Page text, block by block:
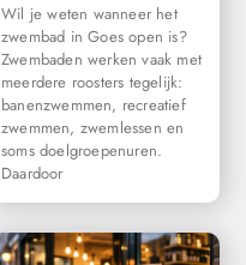
Wil je weten wanneer het
zwembad in Goes open is?
Zwembaden werken vaak met
meerdere roosters tegelijk:
banenzwemmen, recreatief
zwemmen, zwemlessen en
soms doelgroepenuren.
Daardoor